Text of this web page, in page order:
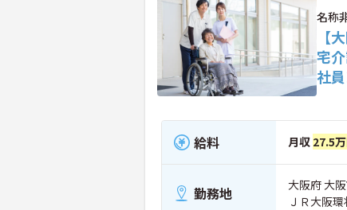
名称
【
宅
社
給料 月収 27.5
勤務地
大阪府 大
ＪＲ大阪